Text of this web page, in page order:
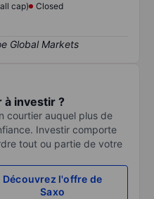
cap)
Closed
à investir ?
courtier auquel plus de
Investir comporte
tout ou partie de votre
Découvrez l'offre de
Saxo